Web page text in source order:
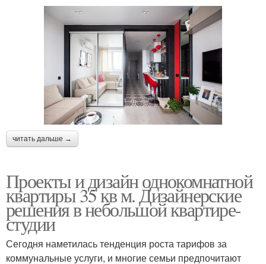
читать дальше →
Проекты и дизайн однокомнатной
квартиры 35 кв м. Дизайнерские
решения в небольшой квартире-
студии
Сегодня наметилась тенденция роста тарифов за
коммунальные услуги, и многие семьи предпочитают